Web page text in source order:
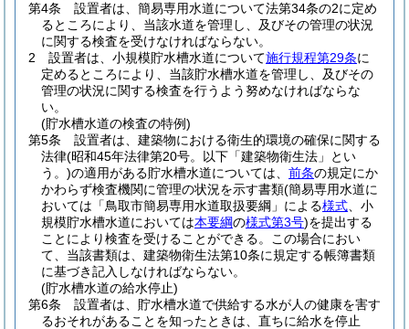
第4条
設置者は、簡易専用水道について法第34条の2に定め
るところにより、当該水道を管理し、及びその管理の状況
に関する検査を受けなければならない。
2
設置者は、小規模貯水槽水道について施行規程第29条に
定めるところにより、当該貯水槽水道を管理し、及びその
管理の状況に関する検査を行うよう努めなければならな
い。
(貯水槽水道の検査の特例)
第5条
設置者は、建築物における衛生的環境の確保に関する
法律(昭和45年法律第20号。以下「建築物衛生法」とい
う。)の適用がある貯水槽水道については、 前条の規定にか
かわらず検査機関に管理の状況を示す書類(簡易専用水道に
おいては「鳥取市簡易専用水道取扱要綱」による様式 、小
規模貯水槽水道においては本要綱の様式第3号)を提出する
ことにより検査を受けることができる。
この場合におい
て、当該書類は、建築物衛生法第10条に規定する帳簿書類
に基づき記入しなければならない。
(貯水槽水道の給水停止)
第6条
設置者は、貯水槽水道で供給する水が人の健康を害す
るおそれがあることを知ったときは、直ちに給水を停止